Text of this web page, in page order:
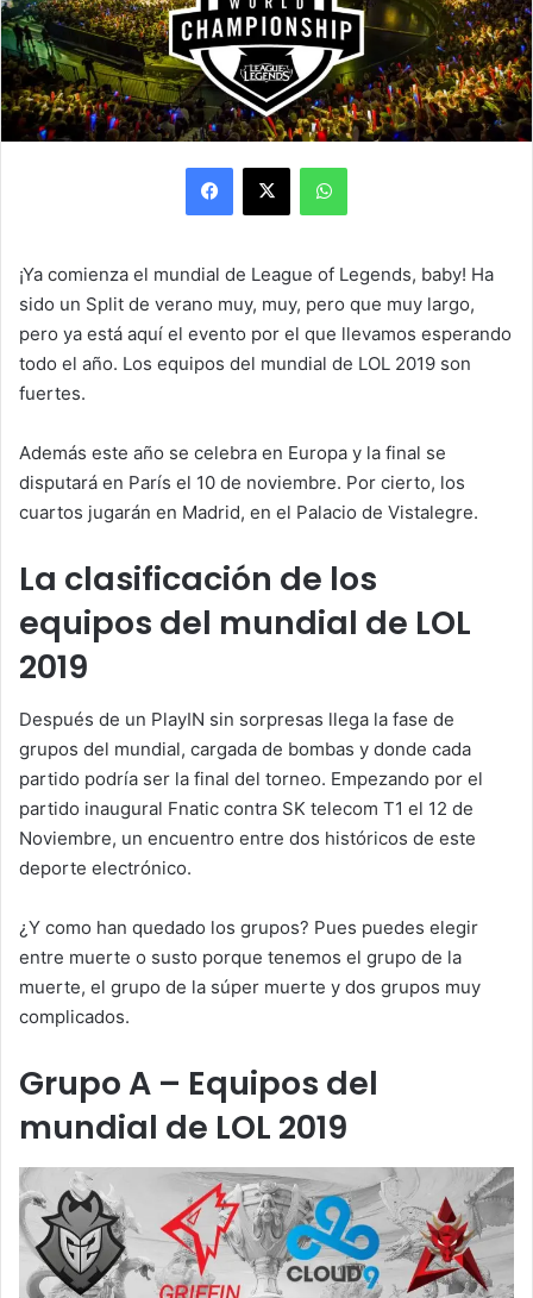
Facebook
X WhatsApp
¡Ya comienza el mundial de League of Legends, baby! Ha
sido un Split de verano muy, muy, pero que muy largo,
pero ya está aquí el evento por el que llevamos esperando
todo el año. Los equipos del mundial de LOL 2019 son
fuertes.
Además este año se celebra en Europa y la final se
disputará en París el 10 de noviembre. Por cierto, los
cuartos jugarán en Madrid, en el Palacio de Vistalegre.
La clasificación de los
equipos del mundial de LOL
2019
Después de un PlayIN sin sorpresas llega la fase de
grupos del mundial, cargada de bombas y donde cada
partido podría ser la final del torneo. Empezando por el
partido inaugural Fnatic contra SK telecom T1 el 12 de
Noviembre, un encuentro entre dos históricos de este
deporte electrónico.
¿Y como han quedado los grupos? Pues puedes elegir
entre muerte o susto porque tenemos el grupo de la
muerte, el grupo de la súper muerte y dos grupos muy
complicados.
Grupo A – Equipos del
mundial de LOL 2019